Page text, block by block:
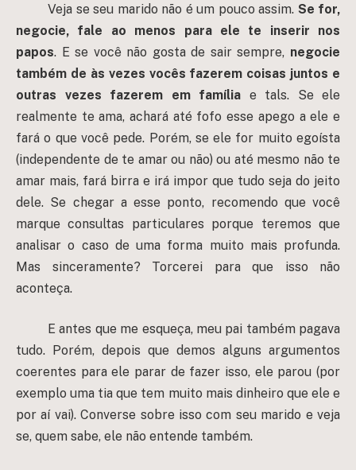
Veja se seu marido não é um pouco assim. Se for,
negocie, fale ao menos para ele te inserir nos
papos. E se você não gosta de sair sempre, negocie
também de às vezes vocês fazerem coisas juntos e
outras vezes fazerem em família e tals. Se ele
realmente te ama, achará até fofo esse apego a ele e
fará o que você pede. Porém, se ele for muito egoísta
(independente de te amar ou não) ou até mesmo não te
amar mais, fará birra e irá impor que tudo seja do jeito
dele. Se chegar a esse ponto, recomendo que você
marque consultas particulares porque teremos que
analisar o caso de uma forma muito mais profunda.
Mas sinceramente? Torcerei para que isso não
aconteça.
E antes que me esqueça, meu pai também pagava
tudo. Porém, depois que demos alguns argumentos
coerentes para ele parar de fazer isso, ele parou (por
exemplo uma tia que tem muito mais dinheiro que ele e
por aí vai). Converse sobre isso com seu marido e veja
se, quem sabe, ele não entende também.